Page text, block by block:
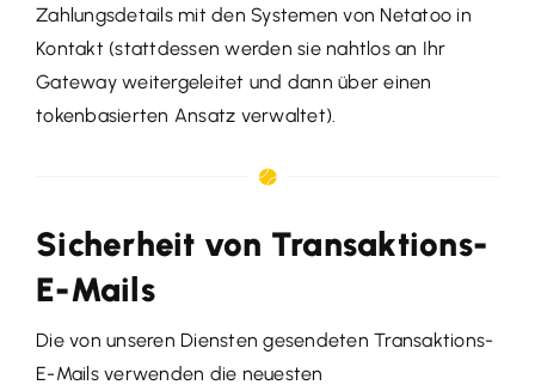
Zahlungsdetails mit den Systemen von Netatoo in
Kontakt (stattdessen werden sie nahtlos an Ihr
Gateway weitergeleitet und dann über einen
tokenbasierten Ansatz verwaltet).
Sicherheit von Transaktions-
E-Mails
Die von unseren Diensten gesendeten Transaktions-
E-Mails verwenden die neuesten